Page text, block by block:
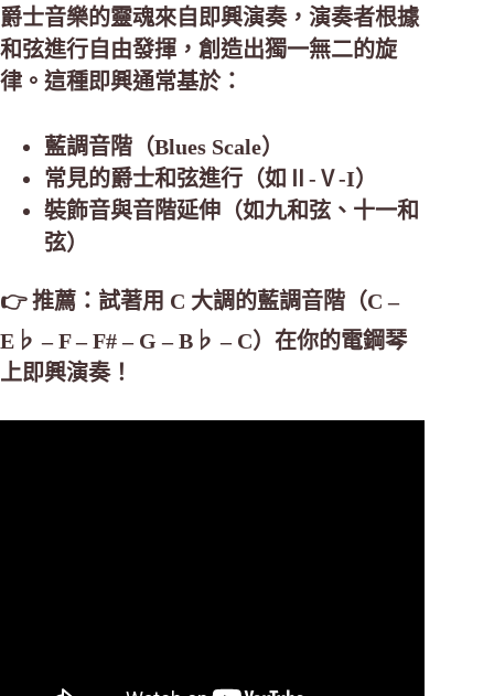
爵士音樂的靈魂來自即興演奏，演奏者根據
和弦進行自由發揮，創造出獨一無二的旋
律。這種即興通常基於：
藍調音階（Blues Scale）
常見的爵士和弦進行（如Ⅱ-Ⅴ-I）
裝飾音與音階延伸（如九和弦、十一和
弦）
👉 推薦：試著用 C 大調的藍調音階（C –
E♭ – F – F# – G – B♭ – C）在你的電鋼琴
上即興演奏！